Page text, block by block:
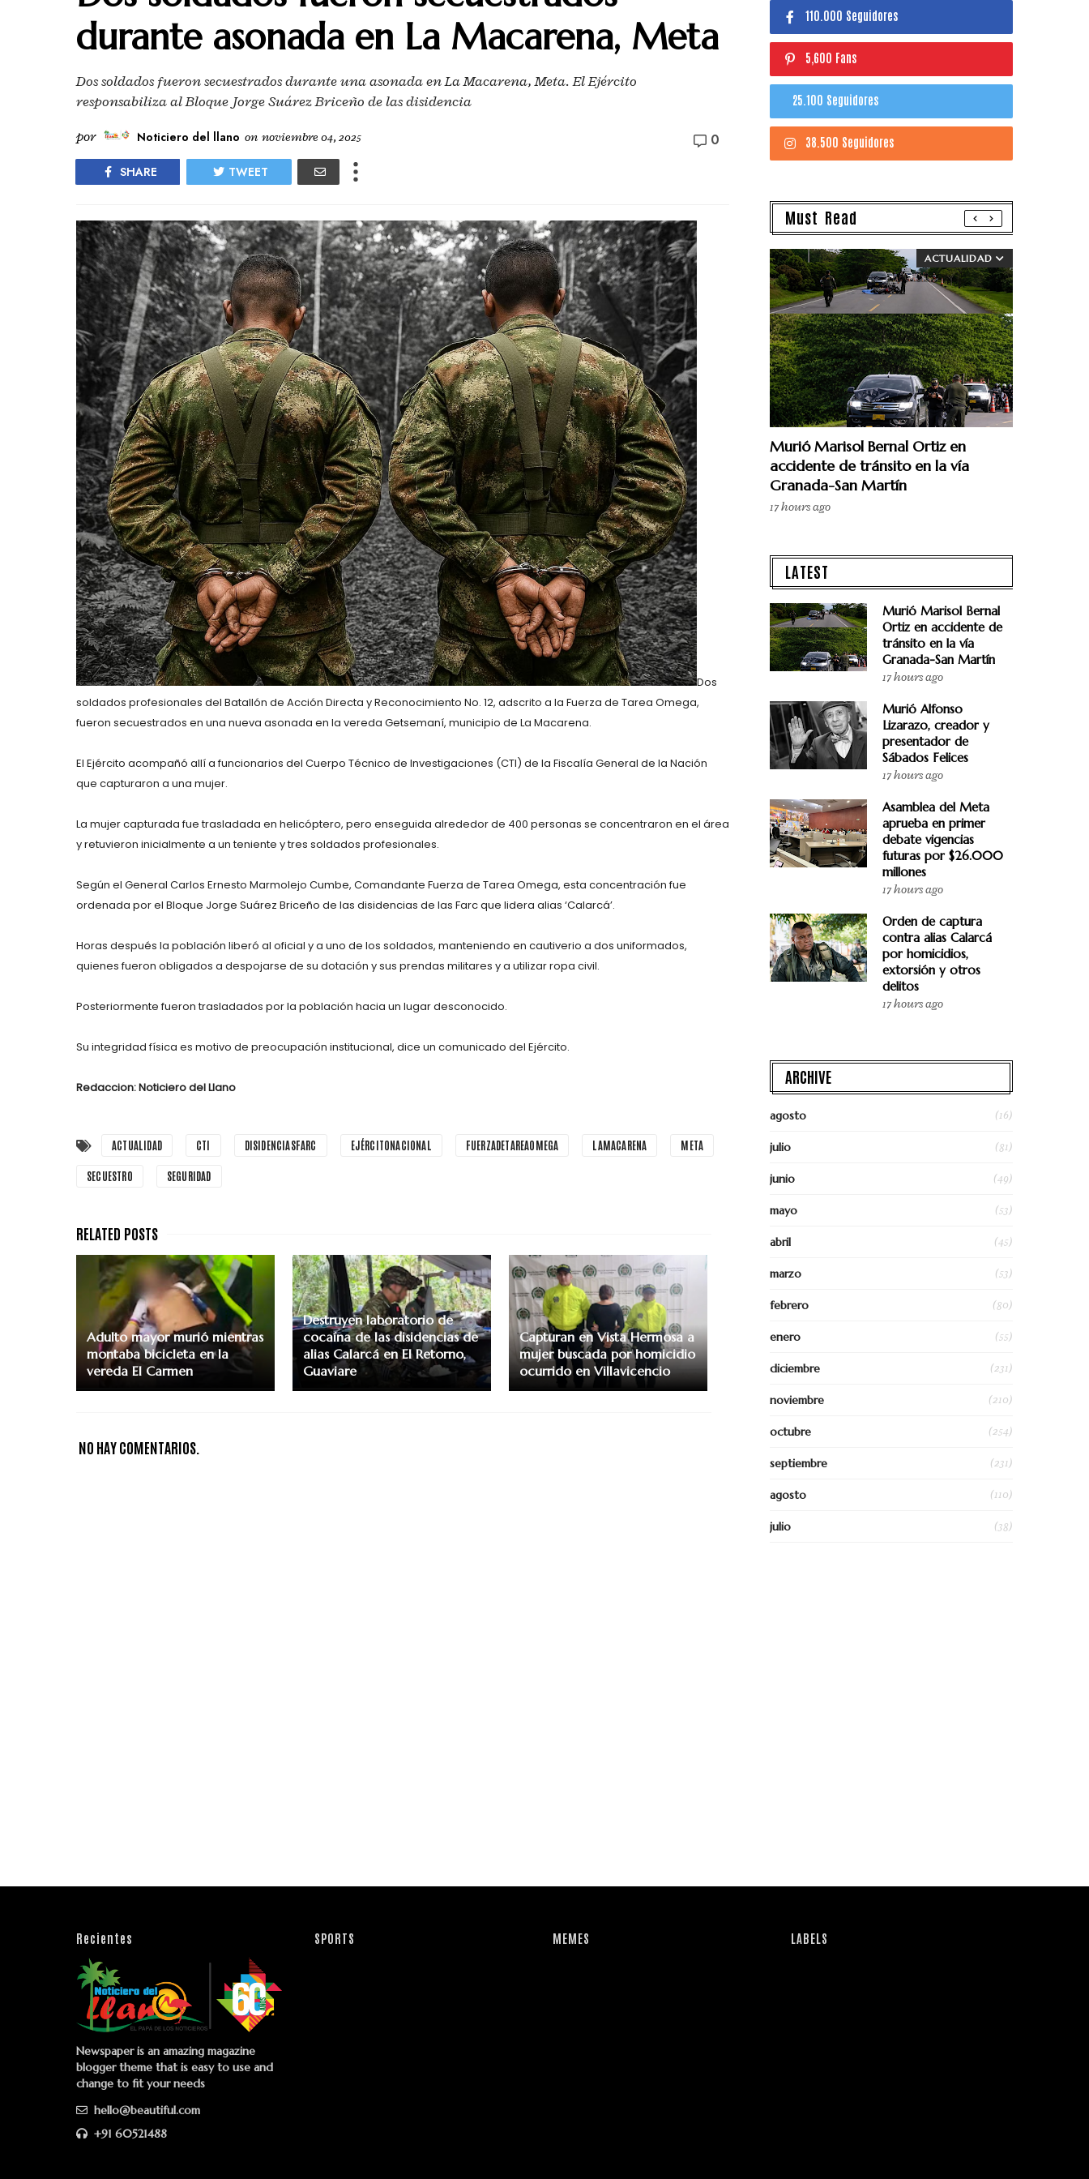
durante asonada en La Macarena, Meta
Dos soldados fueron secuestrados durante una asonada en La Macarena, Meta. El Ejército
responsabiliza al Bloque Jorge Suárez Briceño de las disidencia
por Noticiero del llano on noviembre 04, 2025 0
SHARE TWEET
Dos
soldados profesionales del Batallón de Acción Directa y Reconocimiento No. 12, adscrito a la Fuerza de Tarea Omega,
fueron secuestrados en una nueva asonada en la vereda Getsemaní, municipio de La Macarena.
El Ejército acompañó allí a funcionarios del Cuerpo Técnico de Investigaciones (CTI) de la Fiscalía General de la Nación
que capturaron a una mujer.
La mujer capturada fue trasladada en helicóptero, pero enseguida alrededor de 400 personas se concentraron en el área
y retuvieron inicialmente a un teniente y tres soldados profesionales.
Según el General Carlos Ernesto Marmolejo Cumbe, Comandante Fuerza de Tarea Omega, esta concentración fue
ordenada por el Bloque Jorge Suárez Briceño de las disidencias de las Farc que lidera alias ‘Calarcá’.
Horas después la población liberó al oficial y a uno de los soldados, manteniendo en cautiverio a dos uniformados,
quienes fueron obligados a despojarse de su dotación y sus prendas militares y a utilizar ropa civil.
Posteriormente fueron trasladados por la población hacia un lugar desconocido.
Su integridad física es motivo de preocupación institucional, dice un comunicado del Ejército.
Redaccion: Noticiero del Llano
ACTUALIDAD CTI DISIDENCIASFARC EJÉRCITONACIONAL FUERZADETAREAOMEGA LAMACARENA META
SECUESTRO SEGURIDAD
Adulto mayor murió mientras
montaba bicicleta en la
vereda El Carmen
Destruyen laboratorio de
cocaína de las disidencias de
alias Calarcá en El Retorno,
Guaviare
Capturan en Vista Hermosa a
mujer buscada por homicidio
ocurrido en Villavicencio
NO HAY COMENTARIOS.
110.000 Seguidores
5,600 Fans
25.100 Seguidores
38.500 Seguidores
Must Read
ACTUALIDAD
Murió Marisol Bernal Ortiz en
accidente de tránsito en la vía
Granada-San Martín
17 hours ago
LATEST
Murió Marisol Bernal
Ortiz en accidente de
tránsito en la vía
Granada-San Martín
17 hours ago
Murió Alfonso
Lizarazo, creador y
presentador de
Sábados Felices
17 hours ago
Asamblea del Meta
aprueba en primer
debate vigencias
futuras por $26.000
millones
17 hours ago
Orden de captura
contra alias Calarcá
por homicidios,
extorsión y otros
delitos
17 hours ago
ARCHIVE
agosto (16)
julio (81)
junio (49)
mayo (53)
abril (45)
marzo (53)
febrero (80)
enero (55)
diciembre (231)
noviembre (210)
octubre (254)
septiembre (231)
agosto (110)
julio (38)
Recientes
Newspaper is an amazing magazine
blogger theme that is easy to use and
change to fit your needs
hello@beautiful.com
+91 60521488
SPORTS MEMES LABELS